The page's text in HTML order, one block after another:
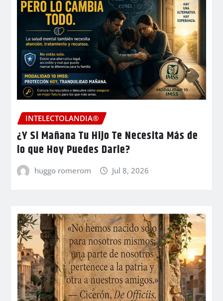
INTELECTOLANDIA®
¿Y Si Mañana Tu Hijo Te Necesita Más de
lo que Hoy Puedes Darle?
huggo romerom Jul 8, 2026